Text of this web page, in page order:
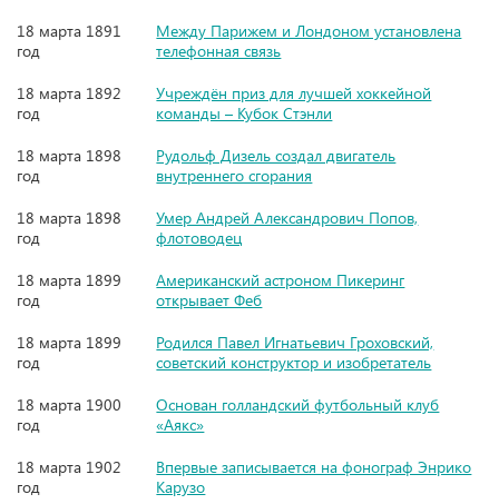
18 марта 1891
год
Между Парижем и Лондоном установлена
телефонная связь
18 марта 1892
год
Учреждён приз для лучшей хоккейной
команды – Кубок Стэнли
18 марта 1898
год
Рудольф Дизель создал двигатель
внутреннего сгорания
18 марта 1898
год
Умер Андрей Александрович Попов,
флотоводец
18 марта 1899
год
Американский астроном Пикеринг
открывает Феб
18 марта 1899
год
Родился Павел Игнатьевич Гроховский,
советский конструктор и изобретатель
18 марта 1900
год
Основан голландский футбольный клуб
«Аякс»
18 марта 1902
год
Впервые записывается на фонограф Энрико
Карузо